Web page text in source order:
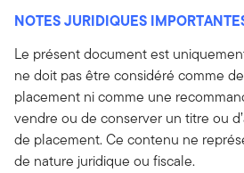
NOTES JURIDIQUES
Le présent document est
ne doit pas être considéré comme
placement ni comme une
vendre ou de conserver un titre ou
de placement. Ce contenu ne
de nature juridique ou fiscale.